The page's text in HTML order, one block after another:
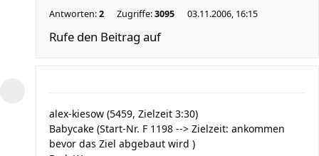
Antworten:2 Zugriffe:3095 03.11.2006, 16:15
Rufe den Beitrag auf
alex-kiesow (5459, Zielzeit 3:30)
Babycake (Start-Nr. F 1198 --> Zielzeit: ankommen
bevor das Ziel abgebaut wird )